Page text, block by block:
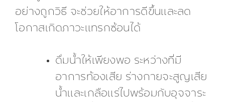
อย่างถูกวิธี จะช่วยให้อาการดีขึ้นและลด
โอกาสเกิดภาวะแทรกซ้อนได้
ดื่มน้ำให้เพียงพอ ระหว่างที่มี
อาการท้องเสีย ร่างกายจะสูญเสีย
น้ำและเกลือแร่ไปพร้อมกับอุจจาระ